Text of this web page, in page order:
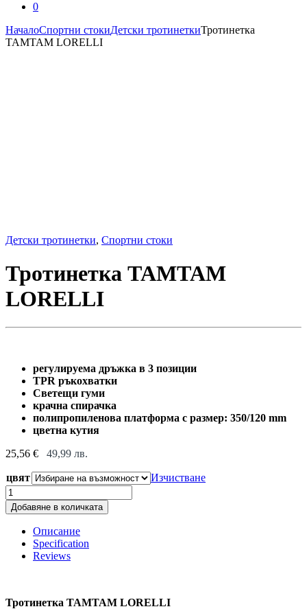
0
НачалоСпортни стокиДетски тротинеткиТротинетка
TAMTAM LORELLI
Детски тротинетки, Спортни стоки
Тротинетка TAMTAM
LORELLI
регулируема дръжка в 3 позиции
TPR ръкохватки
Светещи гуми
крачна спирачка
полипропиленова платформа с размер: 350/120 mm
цветна кутия
25,56 € 49,99 лв.
цвят
Изчистване
Тротинетка
TAMTAM
LORELLI
quantity
Добавяне в количката
Описание
Specification
Reviews
Тротинетка TAMTAM LORELLI